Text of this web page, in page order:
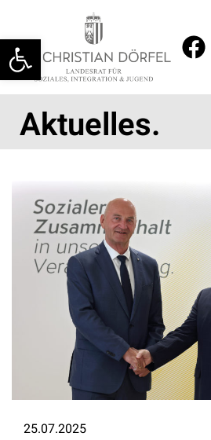
Werkzeugleiste
Aktuelles.
25.07.2025